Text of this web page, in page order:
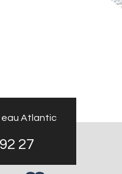
Atlantic
27